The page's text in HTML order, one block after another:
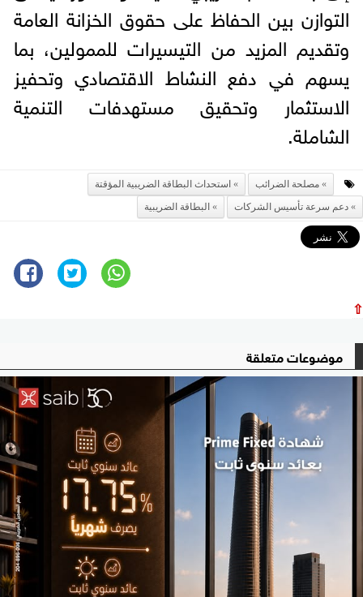
التوازن بين الحفاظ على حقوق الخزانة العامة
وتقديم المزيد من التيسيرات للممولين، بما
يسهم في دفع النشاط الاقتصادي وتحفيز
الاستثمار وتحقيق مستهدفات التنمية
الشاملة.
مصلحة الضرائب
استحداث البطاقة الضريبية المؤقتة
دعم سرعة تأسيس الشركات
البطاقة الضريبية
⇧
موضوعات متعلقة